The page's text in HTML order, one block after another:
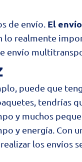
de envío. El
realmente
envío
puede que
tendrías
y muchos
y energía. Con
los envíos